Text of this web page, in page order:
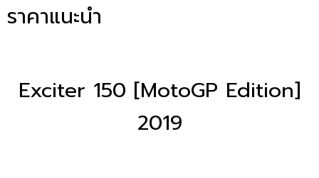
ราคาแนะนำ
Exciter 150 [MotoGP Edition]
2019